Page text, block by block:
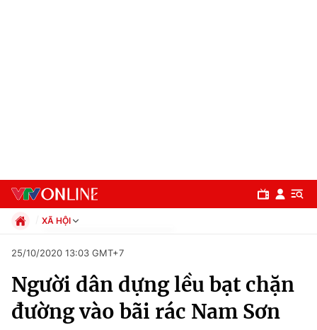
Chuyên mục
Chính trị
XÃ HỘI
Xã hội
Pháp luật
Thể thao
25/10/2020 13:03 GMT+7
Người dân dựng lều bạt chặn
đường vào bãi rác Nam Sơn